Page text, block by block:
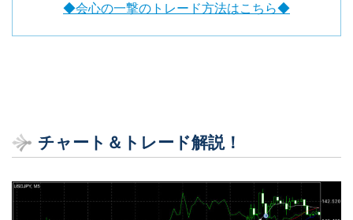
◆会心の一撃のトレード方法はこちら◆
チャート＆トレード解説！